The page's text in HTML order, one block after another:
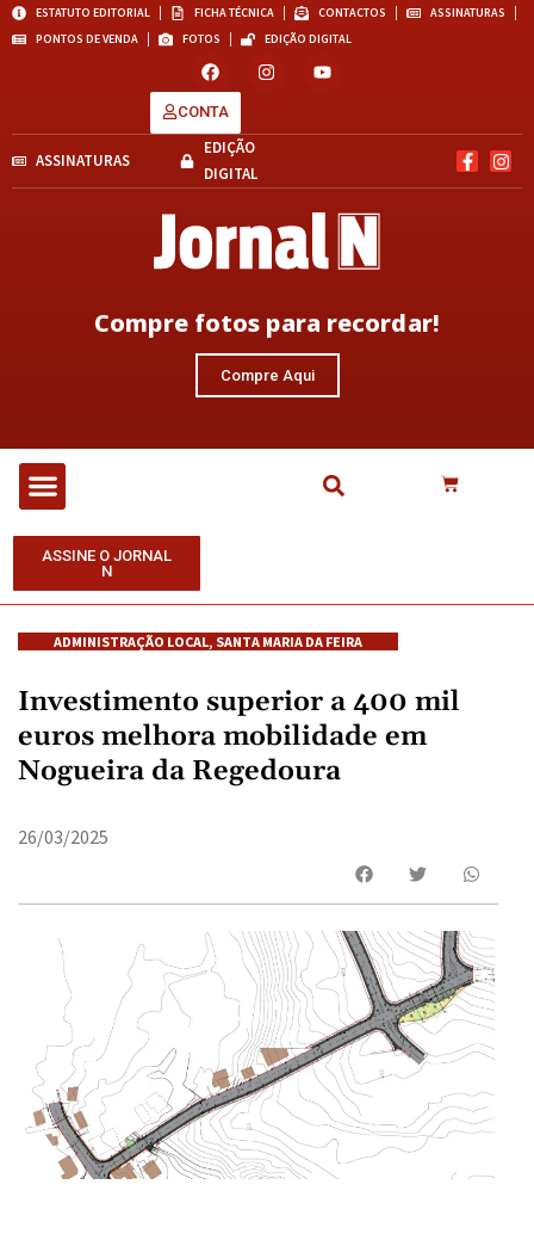
ESTATUTO EDITORIAL FICHA TÉCNICA CONTACTOS
ASSINATURAS
PONTOS DE VENDA
FOTOS EDIÇÃO DIGITAL
CONTA
ASSINATURAS
EDIÇÃO
DIGITAL
Compre fotos para recordar!
Compre Aqui
ASSINE O JORNAL
N
ADMINISTRAÇÃO LOCAL, SANTA MARIA DA FEIRA
Investimento superior a 400 mil
euros melhora mobilidade em
Nogueira da Regedoura
26/03/2025